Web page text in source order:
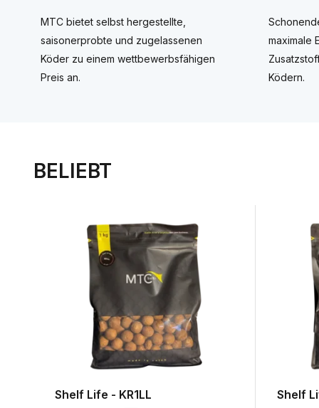
MTC bietet selbst hergestellte,
saisonerprobte und zugelassenen
Köder zu einem wettbewerbsfähigen
Preis an.
maximale
Ködern.
BELIEBT
Shelf Life - KR1LL Shelf